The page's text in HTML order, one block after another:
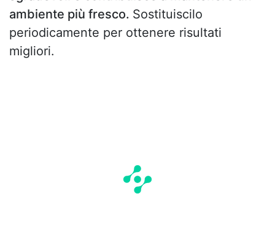
ambiente più fresco. Sostituiscilo
periodicamente per ottenere risultati
migliori.